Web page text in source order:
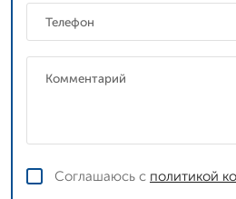
Соглашаюсь с политикой